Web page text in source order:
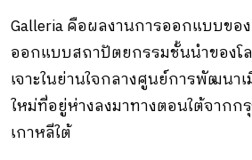
Galleria คือผลงานการออกแบบขอ
ออกแบบสถาปัตยกรรมชั้นนำของโ
เจาะในย่านใจกลางศูนย์การพัฒนาเ
ใหม่ที่อยู่ห่างลงมาทางตอนใต้จากกรุ
เกาหลีใต้